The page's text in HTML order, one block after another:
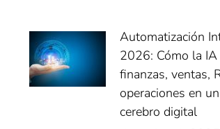
Automatización
2026: Cómo la IA
finanzas, ventas,
operaciones en
cerebro digital